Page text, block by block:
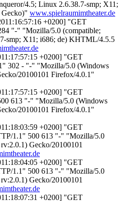
4.5; Linux 2.6.38.7-smp; X11;
www.spielraumimtheater.de
+0200] "GET
"-" "Mozilla/5.0 (compatible;
smp; X11; i686; de) KHTML/4.5.5
+0200] "GET
302 - "-" "Mozilla/5.0 (Windows
20100101 Firefox/4.0.1"
+0200] "GET
613 "-" "Mozilla/5.0 (Windows
20100101 Firefox/4.0.1"
+0200] "GET
1.1" 500 613 "-" "Mozilla/5.0
Gecko/20100101
+0200] "GET
1.1" 500 613 "-" "Mozilla/5.0
Gecko/20100101
+0200] "GET